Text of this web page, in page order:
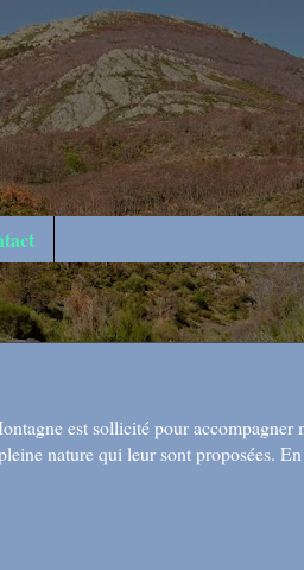
est sollicité pour
nature qui leur sont proposées.